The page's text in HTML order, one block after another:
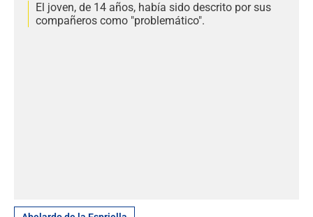
El joven, de 14 años, había sido descrito por sus
compañeros como "problemático".